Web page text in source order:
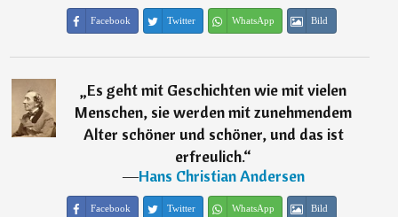
Facebook Twitter WhatsApp Bild
„Es geht mit Geschichten wie mit vielen
Menschen, sie werden mit zunehmendem
Alter schöner und schöner, und das ist
erfreulich.“
―Hans Christian Andersen
Facebook Twitter WhatsApp Bild